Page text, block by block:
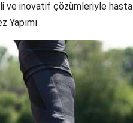
ve inovatif çözümleriyle
Yapımı